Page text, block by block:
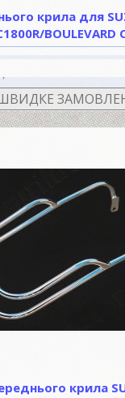
крила для
BOULEVARD
крила